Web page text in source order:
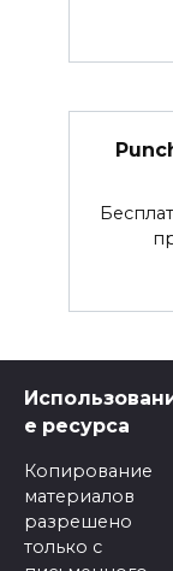
е ресурса
Копирование
материалов
разрешено
только с